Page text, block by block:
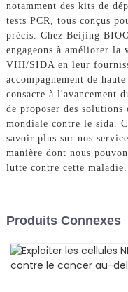
notamment des kits de
tests PCR, tous conçus
précis. Chez Beijing
engageons à améliorer la
VIH/SIDA en leur
accompagnement de
consacre à l'avancement
de proposer des
mondiale contre le sida.
savoir plus sur nos
manière dont nous
lutte contre cette maladie.
Produits Connexes